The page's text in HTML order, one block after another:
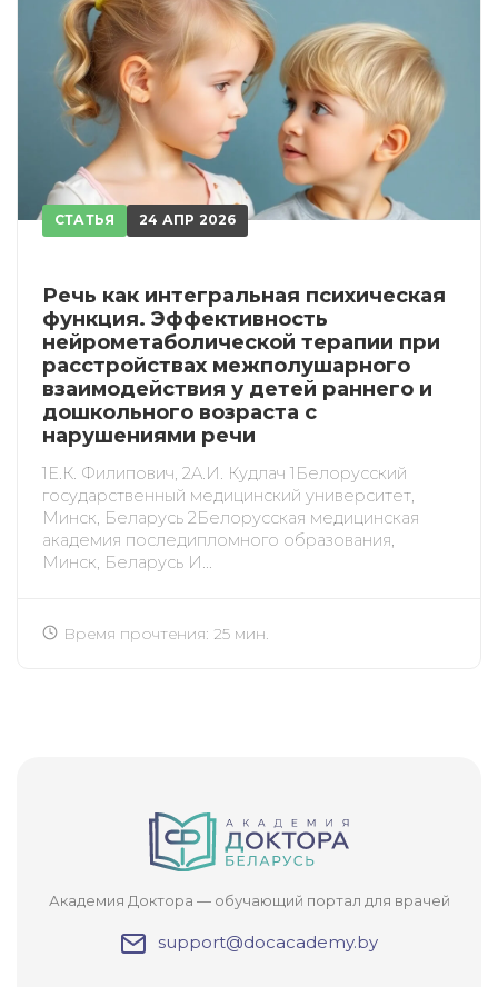
СТАТЬЯ 24 АПР 2026
Речь как интегральная психическая
функция. Эффективность
нейрометаболической терапии при
расстройствах межполушарного
взаимодействия у детей раннего и
дошкольного возраста с
нарушениями речи
1Е.К. Филипович, 2А.И. Кудлач 1Белорусский
государственный медицинский университет,
Минск, Беларусь 2Белорусская медицинская
академия последипломного образования,
Минск, Беларусь И...
Время прочтения: 25 мин.
Академия Доктора — обучающий портал для врачей
support@docacademy.by